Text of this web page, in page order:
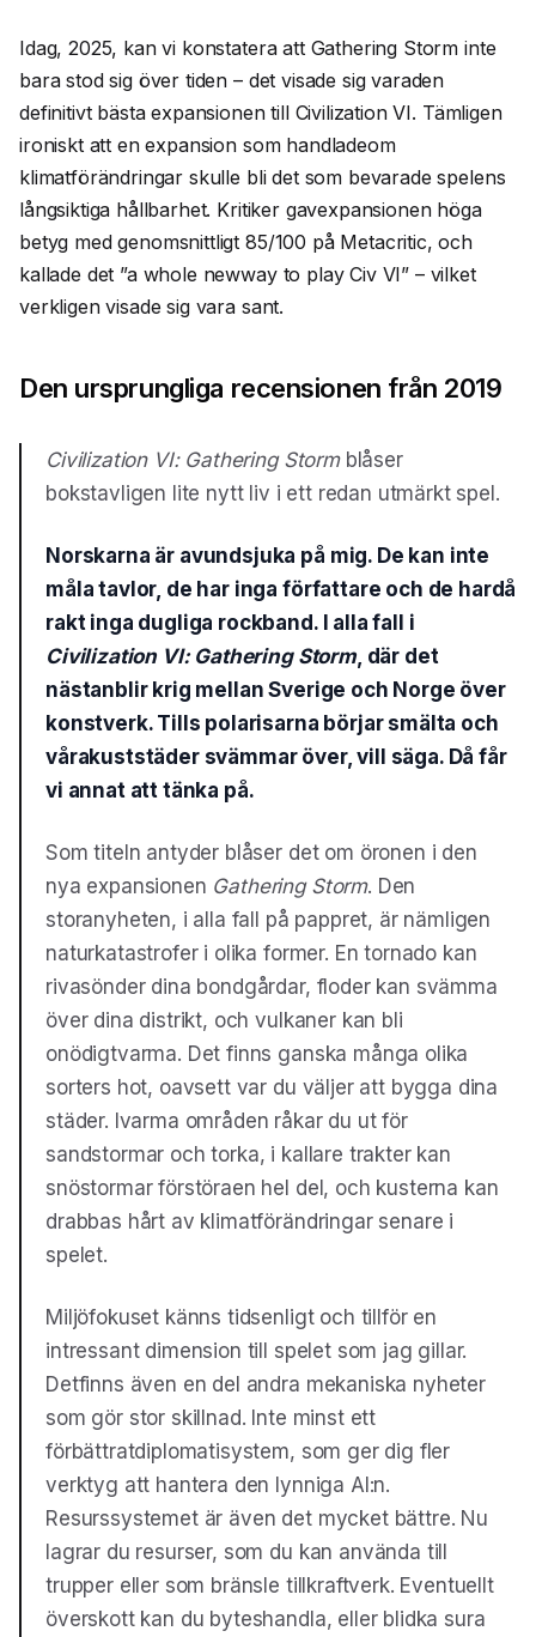
Idag, 2025, kan vi konstatera att Gathering Storm inte
bara stod sig över tiden – det visade sig varaden
definitivt bästa expansionen till Civilization VI. Tämligen
ironiskt att en expansion som handladeom
klimatförändringar skulle bli det som bevarade spelens
långsiktiga hållbarhet. Kritiker gavexpansionen höga
betyg med genomsnittligt 85/100 på Metacritic, och
kallade det ”a whole newway to play Civ VI” – vilket
verkligen visade sig vara sant.
Den ursprungliga recensionen från 2019
Civilization VI: Gathering Storm blåser
bokstavligen lite nytt liv i ett redan utmärkt spel.
Norskarna är avundsjuka på mig. De kan inte
måla tavlor, de har inga författare och de hardå
rakt inga dugliga rockband. I alla fall i
Civilization VI: Gathering Storm, där det
nästanblir krig mellan Sverige och Norge över
konstverk. Tills polarisarna börjar smälta och
vårakuststäder svämmar över, vill säga. Då får
vi annat att tänka på.
Som titeln antyder blåser det om öronen i den
nya expansionen Gathering Storm. Den
storanyheten, i alla fall på pappret, är nämligen
naturkatastrofer i olika former. En tornado kan
rivasönder dina bondgårdar, floder kan svämma
över dina distrikt, och vulkaner kan bli
onödigtvarma. Det finns ganska många olika
sorters hot, oavsett var du väljer att bygga dina
städer. Ivarma områden råkar du ut för
sandstormar och torka, i kallare trakter kan
snöstormar förstöraen hel del, och kusterna kan
drabbas hårt av klimatförändringar senare i
spelet.
Miljöfokuset känns tidsenligt och tillför en
intressant dimension till spelet som jag gillar.
Detfinns även en del andra mekaniska nyheter
som gör stor skillnad. Inte minst ett
förbättratdiplomatisystem, som ger dig fler
verktyg att hantera den lynniga AI:n.
Resurssystemet är även det mycket bättre. Nu
lagrar du resurser, som du kan använda till
trupper eller som bränsle tillkraftverk. Eventuellt
överskott kan du byteshandla, eller blidka sura